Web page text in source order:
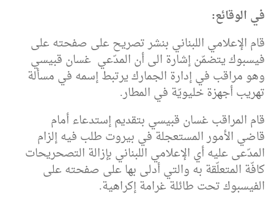
في الوقائع:
قام الإعلامي اللبناني بنشر تصريح على صفحته على
فيسبوك يتضمّن إشارة الى أن المدّعي غسان قبيسي
وهو مراقب في إدارة الجمارك يرتبط إسمه في مسألة
تهريب أجهزة خليويّة في المطار.
قام المراقب غسان قبيسي بتقديم إستدعاء أمام
قاضي الأمور المستعجلة في بيروت طلب فيه إلزام
المدّعى عليه أي الإعلامي اللبناني بإزالة التصحريحات
كافّة المتعلّقة به والتي أدلى بها على صفحته على
الفيسبوك تحت طائلة غرامة إكراهية.